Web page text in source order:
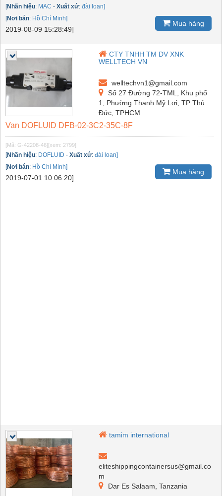
[Nhãn hiệu: MAC - Xuất xứ: đài loan]
[Nơi bán: Hồ Chí Minh]
2019-08-09 15:28:49]
Mua hàng
CTY TNHH TM DV XNK
WELLTECH VN
welltechvn1@gmail.com
Số 27 Đường 72-TML, Khu phố
1, Phường Thạnh Mỹ Lợi, TP Thủ
Đức, TPHCM
Van DOFLUID DFB-02-3C2-35C-8F
[Mã: G-42208-46][xem: 2799]
[Nhãn hiệu: DOFLUID - Xuất xứ: đài loan]
[Nơi bán: Hồ Chí Minh]
2019-07-01 10:06:20]
Mua hàng
tamim international
eliteshippingcontainersus@gmail.co
m
Dar Es Salaam, Tanzania